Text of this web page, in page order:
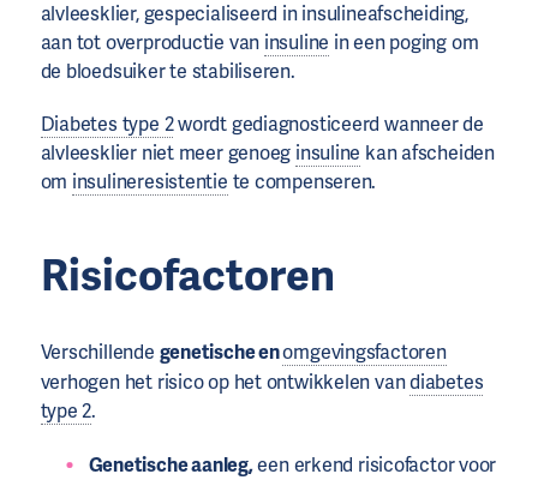
alvleesklier, gespecialiseerd in insulineafscheiding,
aan tot overproductie van insuline in een poging om
de bloedsuiker te stabiliseren.
Diabetes type 2wordt gediagnosticeerd wanneer de
alvleesklier niet meer genoeg insuline kan afscheiden
om insulineresistentie te compenseren.
Risicofactoren
Verschillende genetischeenomgevingsfactoren
verhogen het risico op het ontwikkelen vandiabetes
type 2.
Genetische aanleg,een erkend risicofactor voor